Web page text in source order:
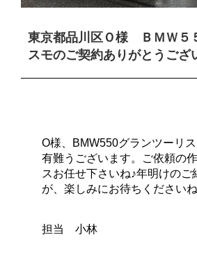
東京都品川区Ｏ様 ＢＭＷ５
スモのご契約ありがとうござ
O様、BMW550グランツーリ
有難うございます。ご依頼の
スお任せ下さいね♪年明けのご
が、楽しみにお待ちくださいね
担当 小林